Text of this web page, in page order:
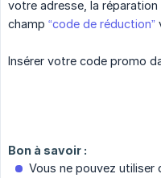
votre adresse, la
champ “code de réduction”
Insérer votre code promo
Bon à savoir :
Vous ne pouvez utiliser